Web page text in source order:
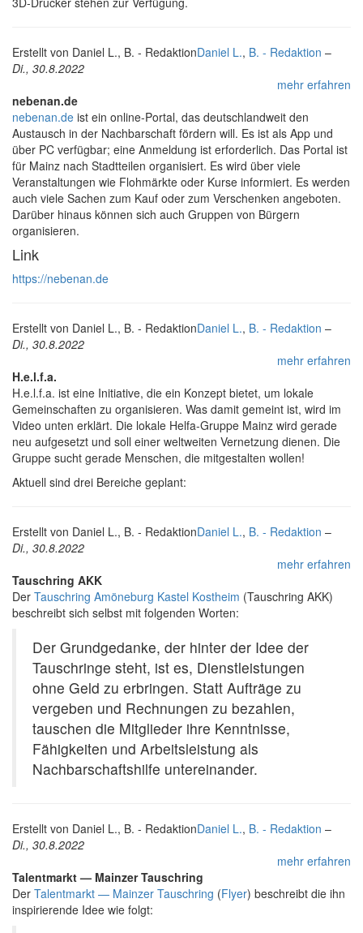
Erstellt von Daniel L., B. - RedaktionDaniel L., B. - Redaktion –
Di., 30.8.2022
mehr erfahren
nebenan.de
nebenan.de ist ein online-Portal, das deutschlandweit den
Austausch in der Nachbarschaft fördern will. Es ist als App und
über PC verfügbar; eine Anmeldung ist erforderlich. Das Portal ist
für Mainz nach Stadtteilen organisiert. Es wird über viele
Veranstaltungen wie Flohmärkte oder Kurse informiert. Es werden
auch viele Sachen zum Kauf oder zum Verschenken angeboten.
Darüber hinaus können sich auch Gruppen von Bürgern
organisieren.
Link
https://nebenan.de
Erstellt von Daniel L., B. - RedaktionDaniel L., B. - Redaktion –
Di., 30.8.2022
mehr erfahren
H.e.l.f.a.
H.e.l.f.a. ist eine Initiative, die ein Konzept bietet, um lokale
Gemeinschaften zu organisieren. Was damit gemeint ist, wird im
Video unten erklärt. Die lokale Helfa-Gruppe Mainz wird gerade
neu aufgesetzt und soll einer weltweiten Vernetzung dienen. Die
Gruppe sucht gerade Menschen, die mitgestalten wollen!
Aktuell sind drei Bereiche geplant:
Erstellt von Daniel L., B. - RedaktionDaniel L., B. - Redaktion –
Di., 30.8.2022
mehr erfahren
Tauschring AKK
Der Tauschring Amöneburg Kastel Kostheim (Tauschring AKK)
beschreibt sich selbst mit folgenden Worten:
Der Grundgedanke, der hinter der Idee der
Tauschringe steht, ist es, Dienstleistungen
ohne Geld zu erbringen. Statt Aufträge zu
vergeben und Rechnungen zu bezahlen,
tauschen die Mitglieder ihre Kenntnisse,
Fähigkeiten und Arbeitsleistung als
Nachbarschaftshilfe untereinander.
Erstellt von Daniel L., B. - RedaktionDaniel L., B. - Redaktion –
Di., 30.8.2022
mehr erfahren
Talentmarkt — Mainzer Tauschring
Der Talentmarkt — Mainzer Tauschring (Flyer) beschreibt die ihn
inspirierende Idee wie folgt: